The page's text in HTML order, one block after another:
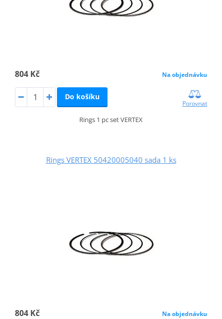
804 Kč Na objednávku
Do košíku
Porovnat
Rings 1 pc set VERTEX
Rings VERTEX 50420005040 sada 1 ks
804 Kč Na objednávku